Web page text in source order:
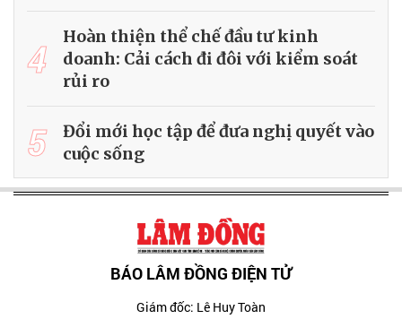
4
Hoàn thiện thể chế đầu tư kinh
doanh: Cải cách đi đôi với kiểm soát
rủi ro
5
Đổi mới học tập để đưa nghị quyết vào
cuộc sống
BÁO LÂM ĐỒNG ĐIỆN TỬ
Giám đốc: Lê Huy Toàn